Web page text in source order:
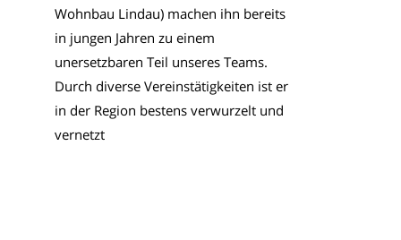
Wohnbau Lindau) machen ihn bereits
in jungen Jahren zu einem
unersetzbaren Teil unseres Teams.
Durch diverse Vereinstätigkeiten ist er
in der Region bestens verwurzelt und
vernetzt